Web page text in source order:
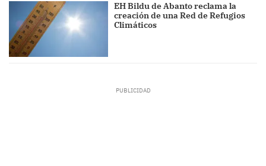
EH Bildu de Abanto reclama la
creación de una Red de Refugios
Climáticos